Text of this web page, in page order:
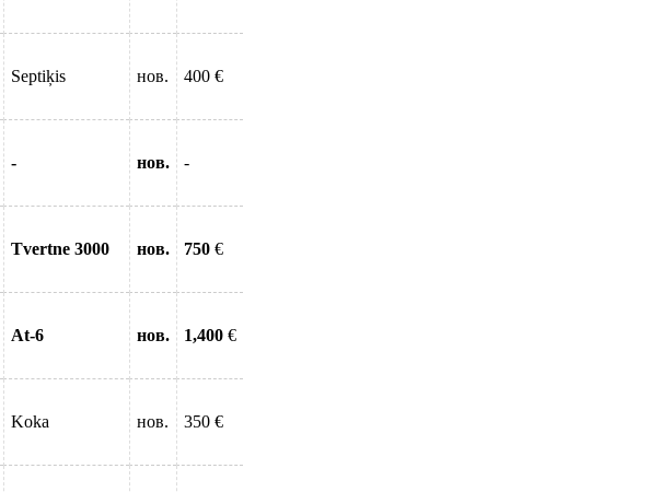
Septiķis нов. 400 €
- нов. -
Tvertne 3000 нов. 750 €
At-6 нов. 1,400 €
Koka нов. 350 €